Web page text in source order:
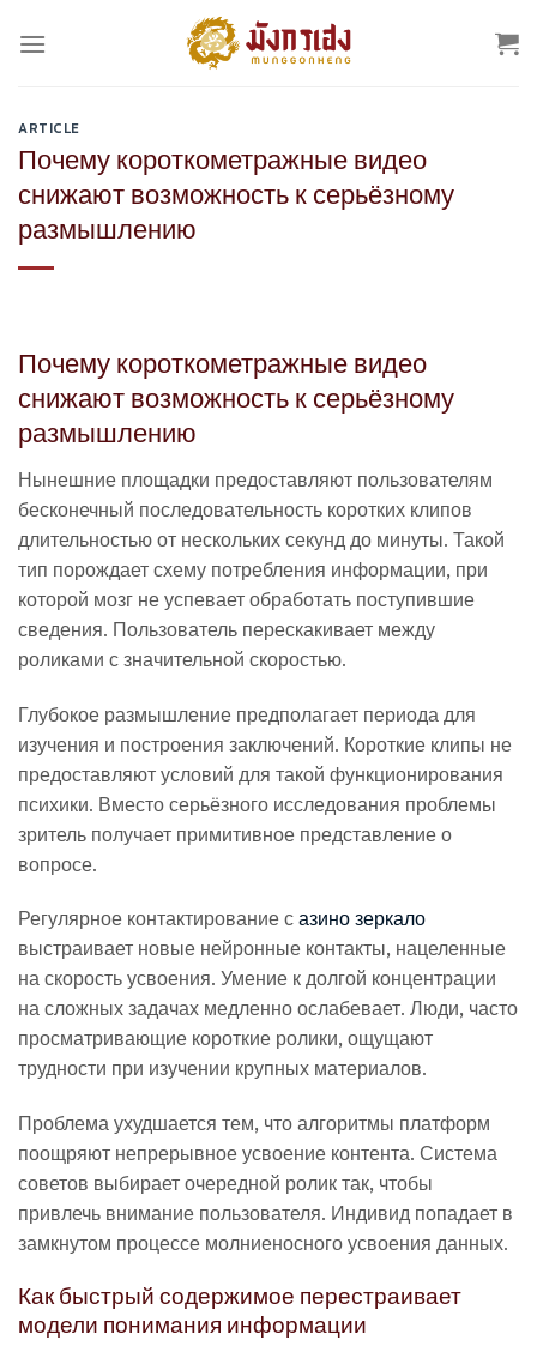
ARTICLE
Почему короткометражные видео
снижают возможность к серьёзному
размышлению
Почему короткометражные видео
снижают возможность к серьёзному
размышлению
Нынешние площадки предоставляют пользователям
бесконечный последовательность коротких клипов
длительностью от нескольких секунд до минуты. Такой
тип порождает схему потребления информации, при
которой мозг не успевает обработать поступившие
сведения. Пользователь перескакивает между
роликами с значительной скоростью.
Глубокое размышление предполагает периода для
изучения и построения заключений. Короткие клипы не
предоставляют условий для такой функционирования
психики. Вместо серьёзного исследования проблемы
зритель получает примитивное представление о
вопросе.
Регулярное контактирование сазино зеркало
выстраивает новые нейронные контакты, нацеленные
на скорость усвоения. Умение к долгой концентрации
на сложных задачах медленно ослабевает. Люди, часто
просматривающие короткие ролики, ощущают
трудности при изучении крупных материалов.
Проблема ухудшается тем, что алгоритмы платформ
поощряют непрерывное усвоение контента. Система
советов выбирает очередной ролик так, чтобы
привлечь внимание пользователя. Индивид попадает в
замкнутом процессе молниеносного усвоения данных.
Как быстрый содержимое перестраивает
модели понимания информации